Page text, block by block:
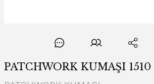
PATCHWORK KUMAŞI 1510